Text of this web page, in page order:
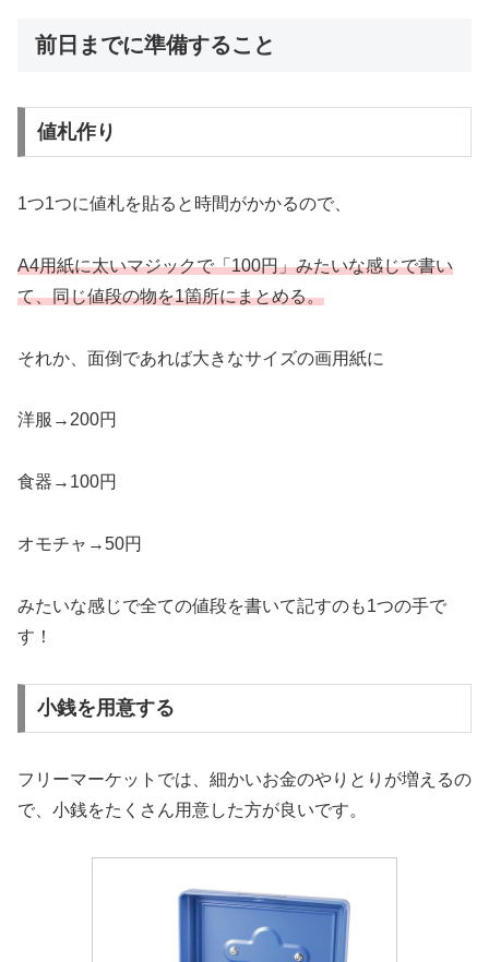
前日までに準備すること
値札作り
1つ1つに値札を貼ると時間がかかるので、
A4用紙に太いマジックで「100円」みたいな感じで書い
て、同じ値段の物を1箇所にまとめる。
それか、面倒であれば大きなサイズの画用紙に
洋服→200円
食器→100円
オモチャ→50円
みたいな感じで全ての値段を書いて記すのも1つの手で
す！
小銭を用意する
フリーマーケットでは、細かいお金のやりとりが増えるの
で、小銭をたくさん用意した方が良いです。